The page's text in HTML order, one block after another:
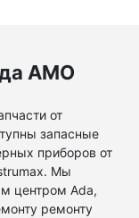
AMO
от
запасные
приборов от
Мы
центром Ada,
ремонту